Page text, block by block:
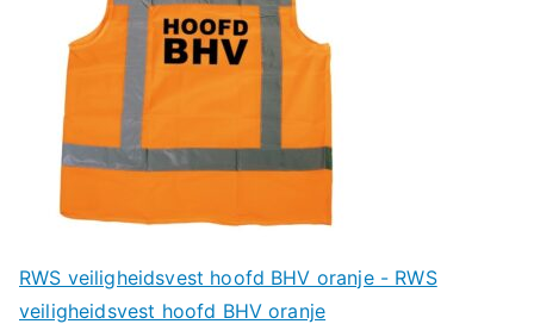
RWS veiligheidsvest hoofd BHV oranje - RWS
veiligheidsvest hoofd BHV oranje